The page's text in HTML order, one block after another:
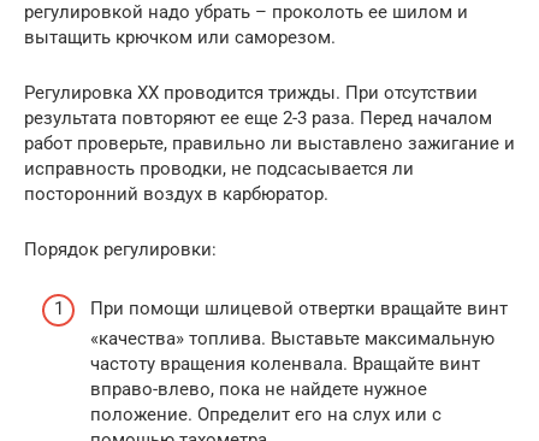
регулировкой надо убрать – проколоть ее шилом и
вытащить крючком или саморезом.
Регулировка ХХ проводится трижды. При отсутствии
результата повторяют ее еще 2-3 раза. Перед началом
работ проверьте, правильно ли выставлено зажигание и
исправность проводки, не подсасывается ли
посторонний воздух в карбюратор.
Порядок регулировки:
При помощи шлицевой отвертки вращайте винт
«качества» топлива. Выставьте максимальную
частоту вращения коленвала. Вращайте винт
вправо-влево, пока не найдете нужное
положение. Определит его на слух или с